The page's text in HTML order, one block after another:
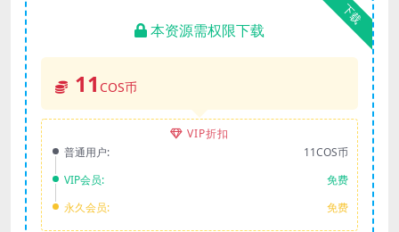
下载
本资源需权限下载
11 COS币
VIP折扣
普通用户:
11COS币
VIP会员:
免费
永久会员:
免费